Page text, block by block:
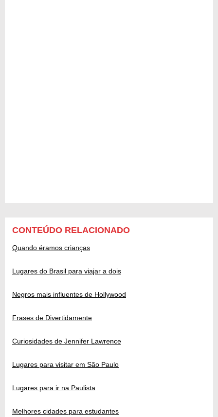
CONTEÚDO RELACIONADO
Quando éramos crianças
Lugares do Brasil para viajar a dois
Negros mais influentes de Hollywood
Frases de Divertidamente
Curiosidades de Jennifer Lawrence
Lugares para visitar em São Paulo
Lugares para ir na Paulista
Melhores cidades para estudantes